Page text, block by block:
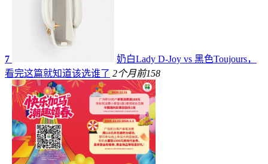
7
奶白Lady D-Joy vs 黑色Toujours，
看完这篇就知道该选谁了 2个月前158